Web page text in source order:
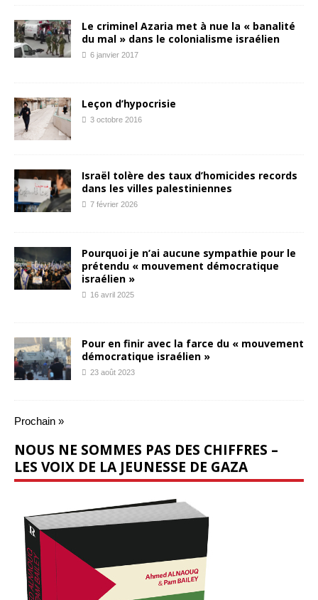
Le criminel Azaria met à nue la « banalité
du mal » dans le colonialisme israélien
6 janvier 2017
Leçon d’hypocrisie
3 octobre 2016
Israël tolère des taux d’homicides records
dans les villes palestiniennes
7 février 2026
Pourquoi je n’ai aucune sympathie pour le
prétendu « mouvement démocratique
israélien »
16 avril 2025
Pour en finir avec la farce du « mouvement
démocratique israélien »
23 août 2023
Prochain »
NOUS NE SOMMES PAS DES CHIFFRES –
LES VOIX DE LA JEUNESSE DE GAZA